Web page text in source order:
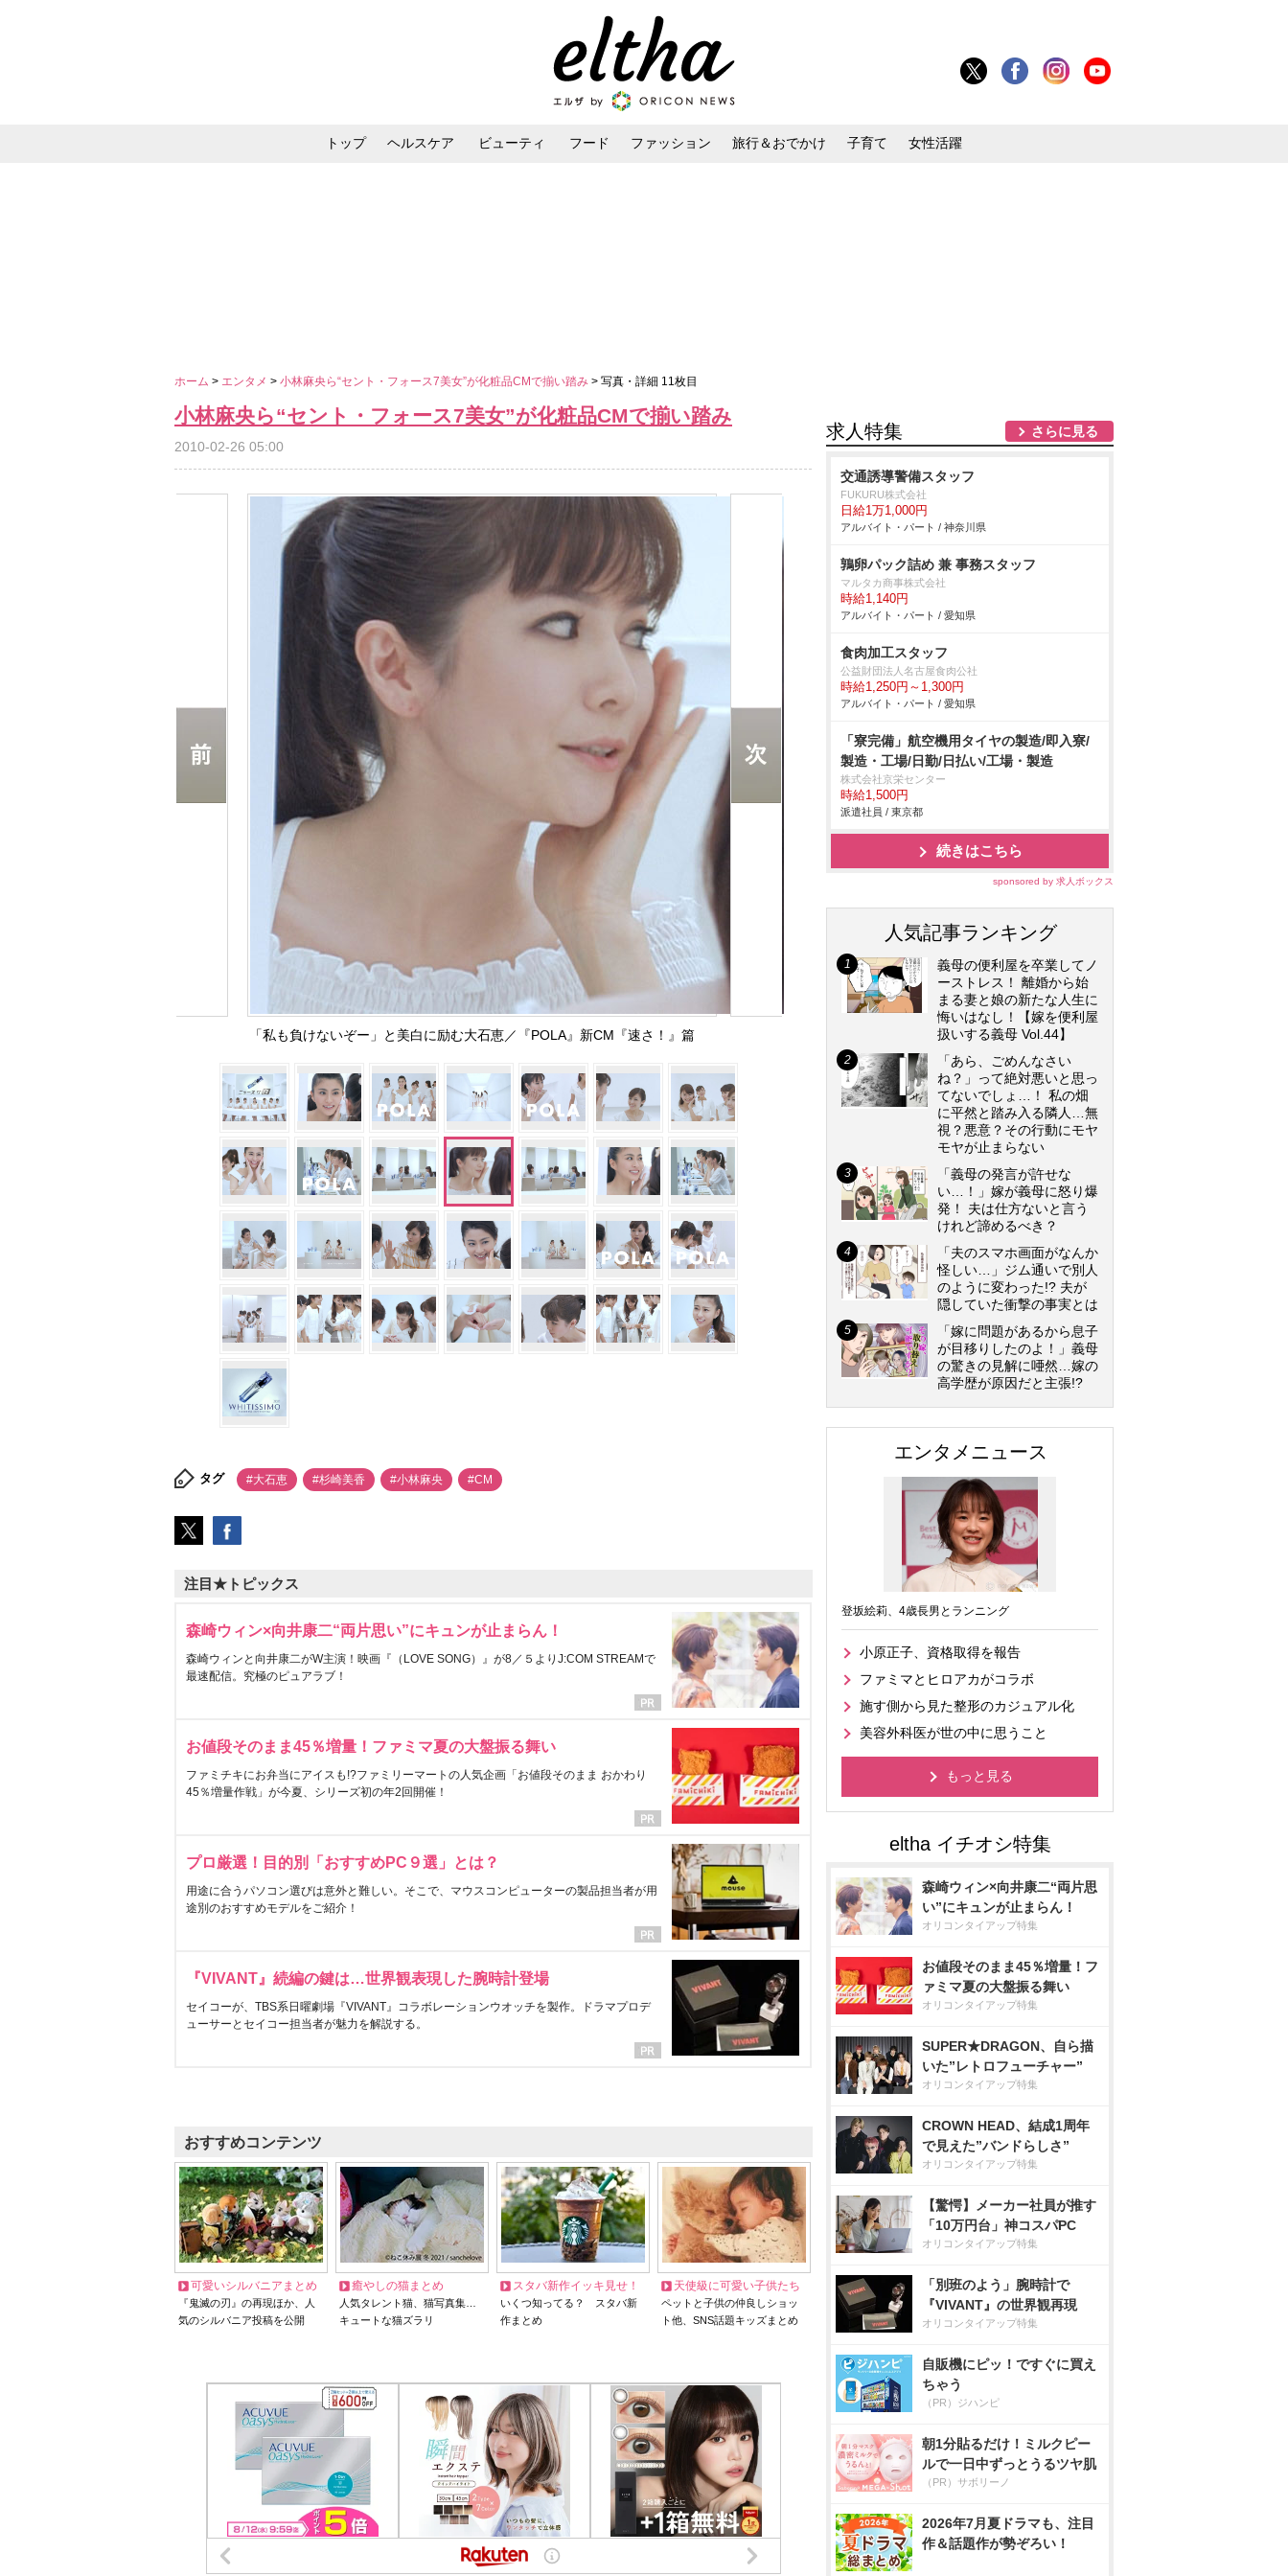
トップ ヘルスケア ビューティ フード ファッション 旅行＆おでかけ 子育て 女性活躍
ホーム > エンタメ > 小林麻央ら“セント・フォース7美女”が化粧品CMで揃い踏み > 写真・詳細 11枚目
小林麻央ら“セント・フォース7美女”が化粧品CMで揃い踏み
2010-02-26 05:00
「私も負けないぞー」と美白に励む大石恵／『POLA』新CM『速さ！』篇
タグ #大石恵 #杉崎美香 #小林麻央 #CM
注目★トピックス
森崎ウィン×向井康二“両片思い”にキュンが止まらん！
森崎ウィンと向井康二がW主演！映画『（LOVE SONG）』が8／５よりJ:COM STREAMで
最速配信。究極のピュアラブ！
お値段そのまま45％増量！ファミマ夏の大盤振る舞い
ファミチキにお弁当にアイスも!?ファミリーマートの人気企画「お値段そのまま おかわり
45％増量作戦」が今夏、シリーズ初の年2回開催！
プロ厳選！目的別「おすすめPC９選」とは？
用途に合うパソコン選びは意外と難しい。そこで、マウスコンピューターの製品担当者が用
途別のおすすめモデルをご紹介！
『VIVANT』続編の鍵は…世界観表現した腕時計登場
セイコーが、TBS系日曜劇場『VIVANT』コラボレーションウオッチを製作。ドラマプロデ
ューサーとセイコー担当者が魅力を解説する。
おすすめコンテンツ
可愛いシルバニアまとめ
『鬼滅の刃』の再現ほか、人
気のシルバニア投稿を公開
癒やしの猫まとめ
人気タレント猫、猫写真集…
キュートな猫ズラリ
スタバ新作イッキ見せ！
いくつ知ってる？ スタバ新
作まとめ
天使級に可愛い子供たち
ペットと子供の仲良しショッ
ト他、SNS話題キッズまとめ
求人特集 さらに見る
交通誘導警備スタッフ
FUKURU株式会社
日給1万1,000円
アルバイト・パート / 神奈川県
鶉卵パック詰め 兼 事務スタッフ
マルタカ商事株式会社
時給1,140円
アルバイト・パート / 愛知県
食肉加工スタッフ
公益財団法人名古屋食肉公社
時給1,250円～1,300円
アルバイト・パート / 愛知県
「寮完備」航空機用タイヤの製造/即入寮/
製造・工場/日勤/日払い/工場・製造
株式会社京栄センター
時給1,500円
派遣社員 / 東京都
続きはこちら
sponsored by 求人ボックス
人気記事ランキング
義母の便利屋を卒業してノ
ーストレス！ 離婚から始
まる妻と娘の新たな人生に
悔いはなし！【嫁を便利屋
扱いする義母 Vol.44】
「あら、ごめんなさい
ね？」って絶対悪いと思っ
てないでしょ…！ 私の畑
に平然と踏み入る隣人…無
視？悪意？その行動にモヤ
モヤが止まらない
「義母の発言が許せな
い…！」嫁が義母に怒り爆
発！ 夫は仕方ないと言う
けれど諦めるべき？
「夫のスマホ画面がなんか
怪しい…」ジム通いで別人
のように変わった!? 夫が
隠していた衝撃の事実とは
「嫁に問題があるから息子
が目移りしたのよ！」義母
の驚きの見解に唖然…嫁の
高学歴が原因だと主張!?
エンタメニュース
登坂絵莉、4歳長男とランニング
小原正子、資格取得を報告
ファミマとヒロアカがコラボ
施す側から見た整形のカジュアル化
美容外科医が世の中に思うこと
もっと見る
森崎ウィン×向井康二“両片思
い”にキュンが止まらん！
オリコンタイアップ特集
お値段そのまま45％増量！フ
ァミマ夏の大盤振る舞い
オリコンタイアップ特集
SUPER★DRAGON、自ら描
いた”レトロフューチャー”
オリコンタイアップ特集
CROWN HEAD、結成1周年
で見えた”バンドらしさ”
オリコンタイアップ特集
【驚愕】メーカー社員が推す
「10万円台」神コスパPC
オリコンタイアップ特集
「別班のよう」腕時計で
『VIVANT』の世界観再現
オリコンタイアップ特集
自販機にピッ！ですぐに買え
ちゃう
（PR）ジハンピ
朝1分貼るだけ！ミルクピー
ルで一日中ずっとうるツヤ肌
（PR）サボリーノ
2026年7月夏ドラマも、注目
作＆話題作が勢ぞろい！